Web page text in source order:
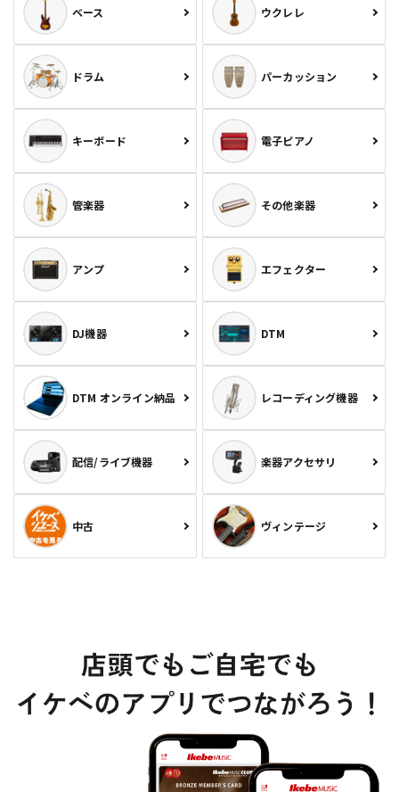
ベース ウクレレ
ドラム パーカッション
キーボード 電子ピアノ
管楽器 その他楽器
アンプ エフェクター
DJ機器 DTM
DTM オンライン納品 レコーディング機器
配信/ライブ機器 楽器アクセサリ
中古 ヴィンテージ